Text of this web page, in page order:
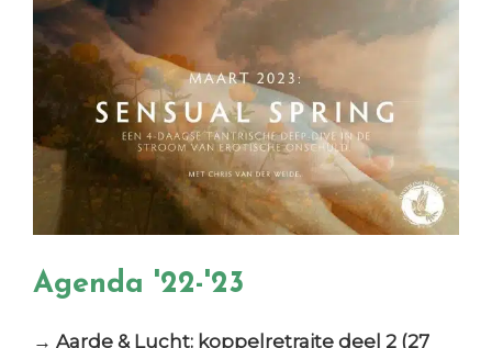
Agenda '22-'23
→ Aarde & Lucht: koppelretraite deel 2 (27